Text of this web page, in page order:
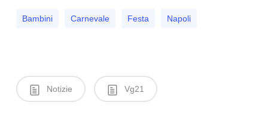
Bambini Carnevale Festa Napoli
Notizie Vg21